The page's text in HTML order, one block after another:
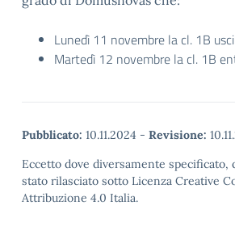
Lunedì 11 novembre la cl. 1B
Martedì 12 novembre la cl. 1B
Pubblicato: 10.11.2024 - Revisione:
Eccetto dove diversamente specificato,
stato rilasciato sotto Licenza Creative
Attribuzione 4.0 Italia.